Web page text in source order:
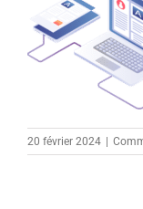
20 février 2024